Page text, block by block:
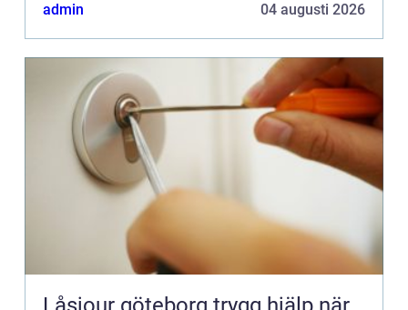
admin 04 augusti 2026